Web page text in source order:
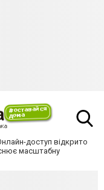
доступ відкрито
масштабну